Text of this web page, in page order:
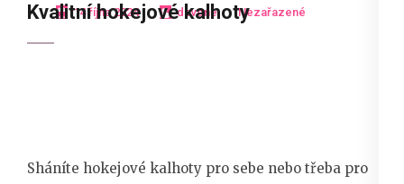
14 října 2024 devene Nezařazené
Kvalitní hokejové kalhoty
Sháníte hokejové kalhoty pro sebe nebo třeba pro